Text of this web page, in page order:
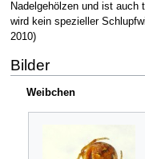
Nadelgehölzen und ist
wird kein spezieller
2010)
Bilder
Weibchen